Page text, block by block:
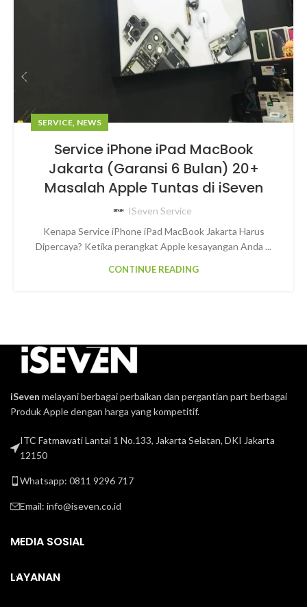
SERVICE, NEWS
Service iPhone iPad MacBook
Jakarta (Garansi 6 Bulan) 20+
Masalah Apple Tuntas di iSeven
ISeven Service
Kenapa Service iPhone iPad MacBook Jakarta Harus
Dipercaya? Ketika perangkat Apple kesayangan Anda ...
CONTINUE READING
iSeven melayani berbagai perbaikan dan pergantian part berbagai
Produk Apple dengan harga yang kompetitif.
ITC Fatmawati Lantai 1 No.133, Jakarta Selatan, DKI Jakarta
12150
Whatsapp: 0811 9296 717
Email: info@iseven.co.id
MEDIA SOSIAL
LAYANAN